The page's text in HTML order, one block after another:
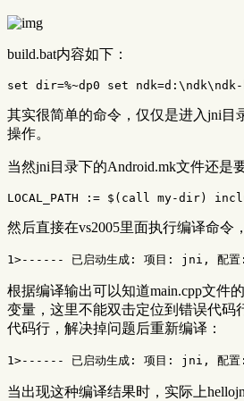
build.bat内容如下：
其实很简单的命令，仅仅是进入jni目
操作。
当然jni目录下的Android.mk文件还是
然后直接在vs2005里面执行编译命令
根据编译输出可以知道main.cpp文件
变量，这里不能双击定位到错误代码
代码行，解决掉问题后重新编译：
当出现这种编译结果时，实际上